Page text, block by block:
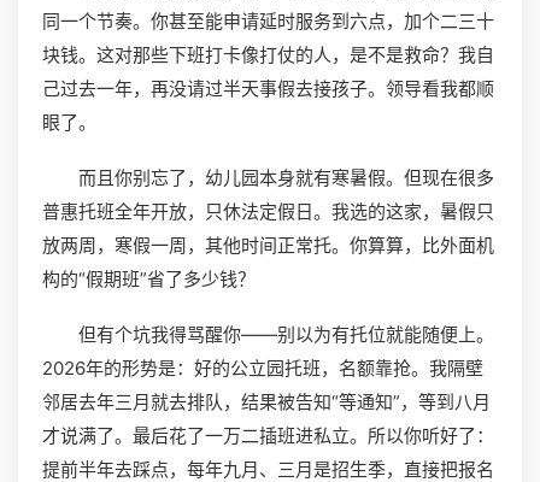
同一个节奏。你甚至能申请延时服务到六点，加个二三十
块钱。这对那些下班打卡像打仗的人，是不是救命？我自
己过去一年，再没请过半天事假去接孩子。领导看我都顺
眼了。
而且你别忘了，幼儿园本身就有寒暑假。但现在很多
普惠托班全年开放，只休法定假日。我选的这家，暑假只
放两周，寒假一周，其他时间正常托。你算算，比外面机
构的“假期班”省了多少钱？
但有个坑我得骂醒你——别以为有托位就能随便上。
2026年的形势是：好的公立园托班，名额靠抢。我隔壁
邻居去年三月就去排队，结果被告知“等通知”，等到八月
才说满了。最后花了一万二插班进私立。所以你听好了：
提前半年去踩点，每年九月、三月是招生季，直接把报名